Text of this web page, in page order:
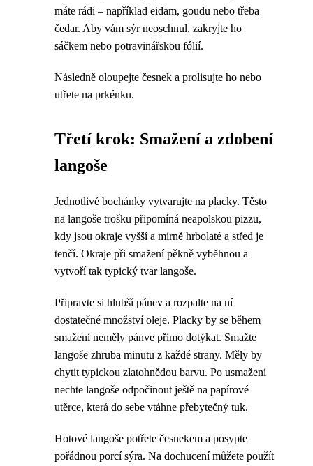
máte rádi – například eidam, goudu nebo třeba
čedar. Aby vám sýr neoschnul, zakryjte ho
sáčkem nebo potravinářskou fólií.
Následně oloupejte česnek a prolisujte ho nebo
utřete na prkénku.
Třetí krok: Smažení a zdobení
langoše
Jednotlivé bochánky vytvarujte na placky. Těsto
na langoše trošku připomíná neapolskou pizzu,
kdy jsou okraje vyšší a mírně hrbolaté a střed je
tenčí. Okraje při smažení pěkně vyběhnou a
vytvoří tak typický tvar langoše.
Připravte si hlubší pánev a rozpalte na ní
dostatečné množství oleje. Placky by se během
smažení neměly pánve přímo dotýkat. Smažte
langoše zhruba minutu z každé strany. Měly by
chytit typickou zlatohnědou barvu. Po usmažení
nechte langoše odpočinout ještě na papírové
utěrce, která do sebe vtáhne přebytečný tuk.
Hotové langoše potřete česnekem a posypte
pořádnou porcí sýra. Na dochucení můžete použít